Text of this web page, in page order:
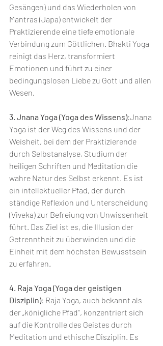
Gesängen) und das Wiederholen von
Mantras (Japa) entwickelt der
Praktizierende eine tiefe emotionale
Verbindung zum Göttlichen. Bhakti Yoga
reinigt das Herz, transformiert
Emotionen und führt zu einer
bedingungslosen Liebe zu Gott und allen
Wesen.
3. Jnana Yoga (Yoga des Wissens):Jnana
Yoga ist der Weg des Wissens und der
Weisheit, bei dem der Praktizierende
durch Selbstanalyse, Studium der
heiligen Schriften und Meditation die
wahre Natur des Selbst erkennt. Es ist
ein intellektueller Pfad, der durch
ständige Reflexion und Unterscheidung
(Viveka) zur Befreiung von Unwissenheit
führt. Das Ziel ist es, die Illusion der
Getrenntheit zu überwinden und die
Einheit mit dem höchsten Bewusstsein
zu erfahren.
4. Raja Yoga (Yoga der geistigen
Disziplin): Raja Yoga, auch bekannt als
der „königliche Pfad“, konzentriert sich
auf die Kontrolle des Geistes durch
Meditation und ethische Disziplin. Es